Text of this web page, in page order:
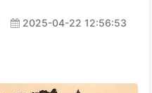
2025-04-22 12:56:53